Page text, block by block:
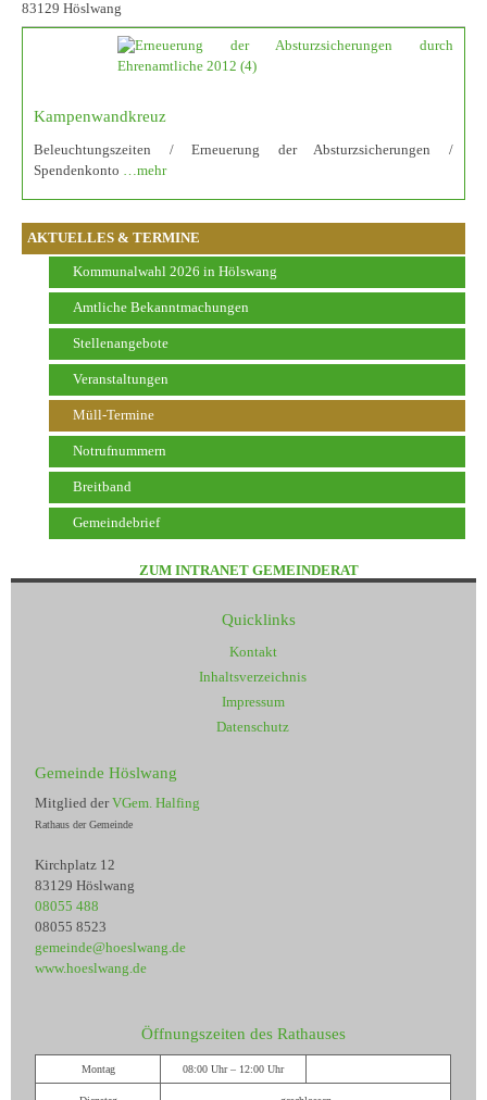
AKTUELLES & TERMINE
Kommunalwahl 2026 in Hölswang
Amtliche Bekanntmachungen
Stellenangebote
Veranstaltungen
Müll-Termine
Notrufnummern
Breitband
Gemeindebrief
83129 Höslwang
Kampenwandkreuz
Beleuchtungszeiten / Erneuerung der Absturzsicherungen /
Spendenkonto …mehr
ZUM INTRANET GEMEINDERAT
Quicklinks
Kontakt
Inhaltsverzeichnis
Impressum
Datenschutz
Gemeinde Höslwang
Mitglied derVGem. Halfing
Rathaus der Gemeinde
Kirchplatz 12
83129 Höslwang
08055 488
08055 8523
gemeinde@hoeslwang.de
www.hoeslwang.de
Öffnungszeiten des Rathauses
Montag 08:00 Uhr – 12:00 Uhr